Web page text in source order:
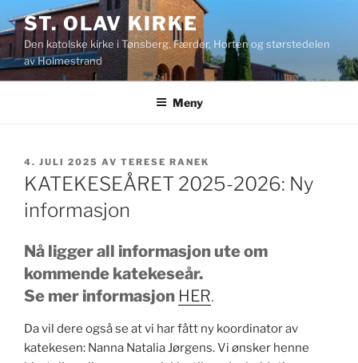
til
innhold
ST. OLAV KIRKE
Den katolske kirke i Tønsberg, Færder, Horten og størstedelen
av Holmestrand
Meny
PUBLISERT
4. JULI 2025 AV TERESE RANEK
KATEKESEÅRET 2025-2026: Ny
informasjon
Nå ligger all informasjon ute om
kommende katekeseår.
Se mer informasjon HER.
Da vil dere også se at vi har fått ny koordinator av
katekesen: Nanna Natalia Jørgens. Vi ønsker henne